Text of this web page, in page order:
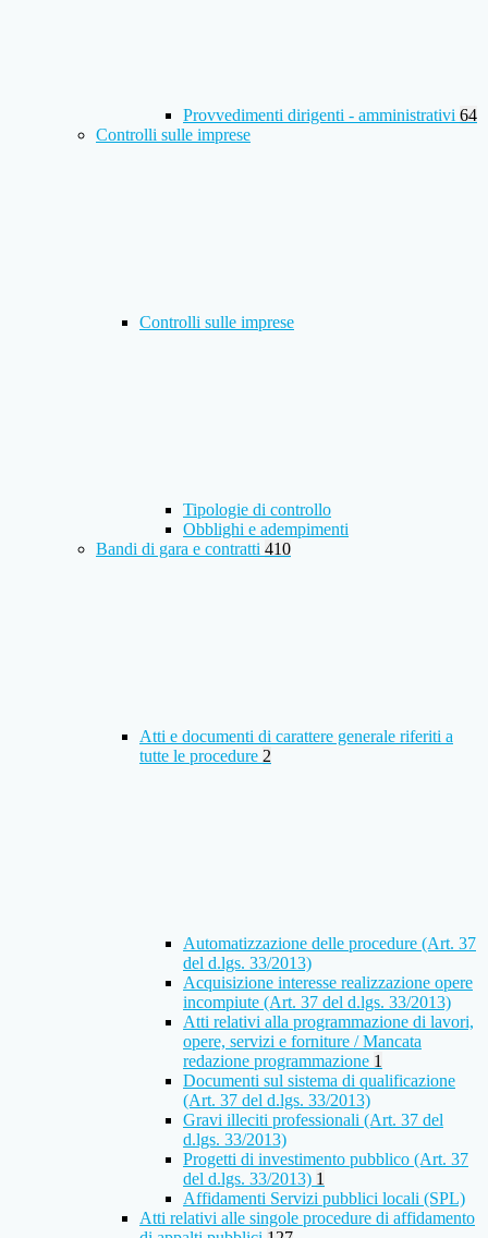
Provvedimenti dirigenti - amministrativi 64
Controlli sulle imprese
Controlli sulle imprese
Tipologie di controllo
Obblighi e adempimenti
Bandi di gara e contratti 410
Atti e documenti di carattere generale riferiti a
tutte le procedure 2
Automatizzazione delle procedure (Art. 37
del d.lgs. 33/2013)
Acquisizione interesse realizzazione opere
incompiute (Art. 37 del d.lgs. 33/2013)
Atti relativi alla programmazione di lavori,
opere, servizi e forniture / Mancata
redazione programmazione 1
Documenti sul sistema di qualificazione
(Art. 37 del d.lgs. 33/2013)
Gravi illeciti professionali (Art. 37 del
d.lgs. 33/2013)
Progetti di investimento pubblico (Art. 37
del d.lgs. 33/2013) 1
Affidamenti Servizi pubblici locali (SPL)
Atti relativi alle singole procedure di affidamento